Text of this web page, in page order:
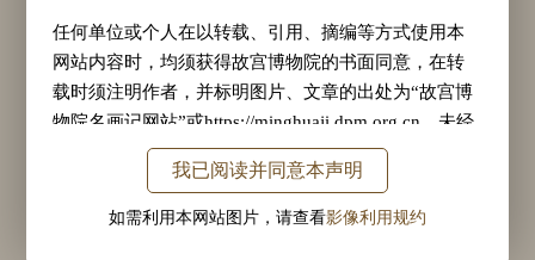
及传统文人画，融汇陈洪绶、陈淳、徐渭诸家之
长外，还吸收了西画速写、设色诸法，形成丰姿
多彩，新颖生动的独特画风，具有雅俗共赏的艺
术趣味和鲜明的时代气息。与任熊、任熏、任预
并称为“海上四任”。
任何单位或个人在以转载、引用、摘编等方式使用本
网站内容时，均须获得故宫博物院的书面同意，在转
载时须注明作者，并标明图片、文章的出处为“故宫博
物院名画记网站”或https://minghuaji.dpm.org.cn。未经
故宫博物院或相关权利人的书面许可，不得修改所使
三、侵权通知
我已阅读并同意本声明
如需利用本网站图片，请查看影像利用规约